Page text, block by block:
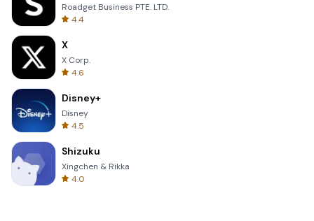
Roadget Business PTE. LTD.
4.4
X
X Corp.
4.6
Disney+
Disney
4.5
Shizuku
Xingchen & Rikka
4.0